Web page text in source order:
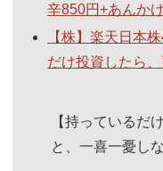
辛850円+あんか
【株】楽天日本
だけ投資したら
【持っているだ
と、一喜一憂し